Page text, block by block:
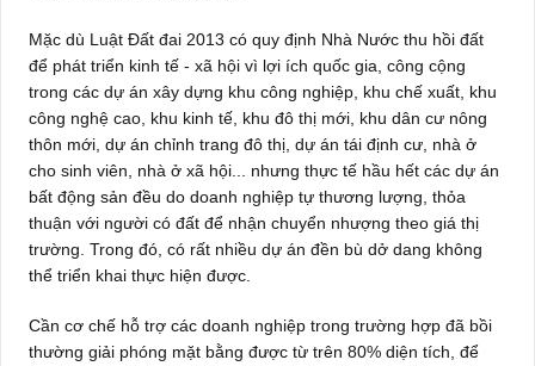
Mặc dù Luật Đất đai 2013 có quy định Nhà Nước thu hồi đất
để phát triển kinh tế - xã hội vì lợi ích quốc gia, công cộng
trong các dự án xây dựng khu công nghiệp, khu chế xuất, khu
công nghệ cao, khu kinh tế, khu đô thị mới, khu dân cư nông
thôn mới, dự án chỉnh trang đô thị, dự án tái định cư, nhà ở
cho sinh viên, nhà ở xã hội... nhưng thực tế hầu hết các dự án
bất động sản đều do doanh nghiệp tự thương lượng, thỏa
thuận với người có đất để nhận chuyển nhượng theo giá thị
trường. Trong đó, có rất nhiều dự án đền bù dở dang không
thể triển khai thực hiện được.
Cần cơ chế hỗ trợ các doanh nghiệp trong trường hợp đã bồi
thường giải phóng mặt bằng được từ trên 80% diện tích, để